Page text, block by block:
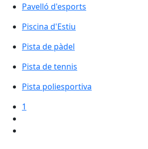
Pavelló d'esports
Pavelló d'esports
Piscina d'Estiu
Piscina d'Estiu
Pista de pàdel
Pista de pàdel
Pista de tennis
Pista de tennis
Pista poliesportiva
1